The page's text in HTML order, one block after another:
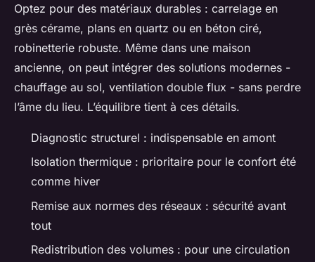
Optez pour des matériaux durables : carrelage en
grès cérame, plans en quartz ou en béton ciré,
robinetterie robuste. Même dans une maison
ancienne, on peut intégrer des solutions modernes -
chauffage au sol, ventilation double flux - sans perdre
l’âme du lieu. L’équilibre tient à ces détails.
Diagnostic structurel : indispensable en amont
Isolation thermique : prioritaire pour le confort été
comme hiver
Remise aux normes des réseaux : sécurité avant
tout
Redistribution des volumes : pour une circulation